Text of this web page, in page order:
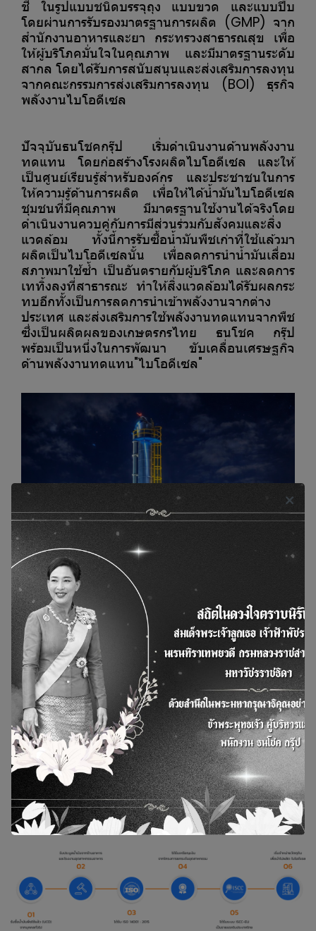
ชี่ ในรูปแบบชนิดบรรจุถุง แบบขวด และแบบปี๊บ
โดยผ่านการรับรองมาตรฐานการผลิต (GMP) จาก
สำนักงานอาหารและยา กระทรวงสาธารณสุข เพื่อ
ให้ผู้บริโภคมั่นใจในคุณภาพ และมีมาตรฐานระดับ
สากล โดยได้รับการสนับสนุนและส่งเสริมการลงทุน
จากคณะกรรมการส่งเสริมการลงทุน (BOI) ธุรกิจ
พลังงานไบโอดีเซล
ปัจจุบันธนโชคกรุ๊ป เริ่มดำเนินงานด้านพลังงาน
ทดแทน โดยก่อสร้างโรงผลิตไบโอดีเซล และให้
เป็นศูนย์เรียนรู้สำหรับองค์กร และประชาชนในการ
ให้ความรู้ด้านการผลิต เพื่อให้ได้น้ำมันไบโอดีเซล
ชุมชนที่มีคุณภาพ มีมาตรฐานใช้งานได้จริงโดย
ดำเนินงานควบคู่กับการมีส่วนร่วมกับสังคมและสิ่ง
แวดล้อม ทั้งนี้การรับซื้อน้ำมันพืชเก่าที่ใช้แล้วมา
ผลิตเป็นไบโอดีเซลนั้น เพื่อลดการนำน้ำมันเสื่อม
สภาพมาใช้ซ้ำ เป็นอันตรายกับผู้บริโภค และลดการ
เททิ้งลงที่สาธารณะ ทำให้สิ่งแวดล้อมได้รับผลกระ
ทบอีกทั้งเป็นการลดการนำเข้าพลังงานจากต่าง
ประเทศ และส่งเสริมการใช้พลังงานทดแทนจากพืช
ซึ่งเป็นผลิตผลของเกษตรกรไทย ธนโชค กรุ๊ป
พร้อมเป็นหนึ่งในการพัฒนา ขับเคลื่อนเศรษฐกิจ
ด้านพลังงานทดแทน"ไบโอดีเซล"